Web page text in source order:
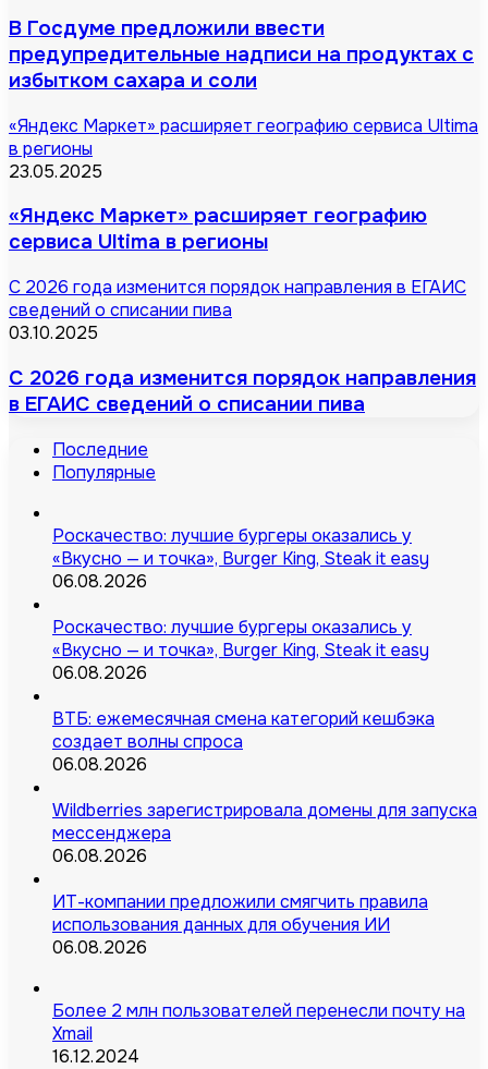
В Госдуме предложили ввести
предупредительные надписи на продуктах с
избытком сахара и соли
«Яндекс Маркет» расширяет географию сервиса Ultima
в регионы
23.05.2025
«Яндекс Маркет» расширяет географию
сервиса Ultima в регионы
С 2026 года изменится порядок направления в ЕГАИС
сведений о списании пива
03.10.2025
С 2026 года изменится порядок направления
в ЕГАИС сведений о списании пива
Последние
Популярные
Роскачество: лучшие бургеры оказались у
«Вкусно — и точка», Burger King, Steak it easy
06.08.2026
Роскачество: лучшие бургеры оказались у
«Вкусно — и точка», Burger King, Steak it easy
06.08.2026
ВТБ: ежемесячная смена категорий кешбэка
создает волны спроса
06.08.2026
Wildberries зарегистрировала домены для запуска
мессенджера
06.08.2026
ИТ-компании предложили смягчить правила
использования данных для обучения ИИ
06.08.2026
Более 2 млн пользователей перенесли почту на
Xmail
16.12.2024